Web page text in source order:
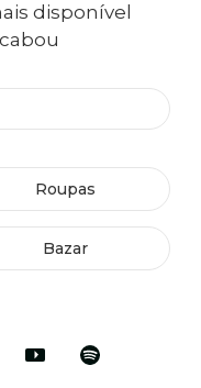
disponível
Roupas
Bazar